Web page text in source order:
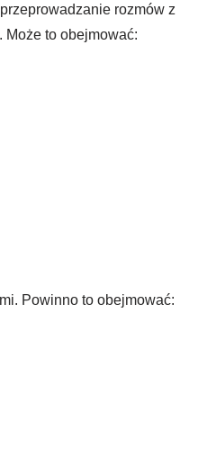
rozmów z
to obejmować:
Powinno to obejmować: